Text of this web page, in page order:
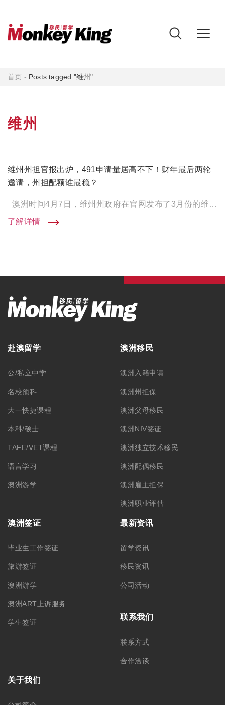
首页 - Posts tagged "维州"
维州
维州州担官报出炉，491申请量居高不下！财年最后两轮
邀请，州担配额谁最稳？
澳洲时间4月7日，维州州政府在官网发布了3月份的维州州担官报！ 从数据上来看，本轮相较于2月的邀 […]
了解详情
赴澳留学
公/私立中学
名校预科
大一快捷课程
本科/硕士
TAFE/VET课程
语言学习
澳洲游学
澳洲移民
澳洲入籍申请
澳洲州担保
澳洲父母移民
澳洲NIV签证
澳洲独立技术移民
澳洲配偶移民
澳洲雇主担保
澳洲职业评估
澳洲签证
毕业生工作签证
旅游签证
澳洲游学
澳洲ART上诉服务
学生签证
最新资讯
留学资讯
移民资讯
公司活动
联系我们
联系方式
合作洽谈
关于我们